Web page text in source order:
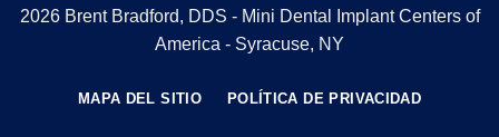
2026 Brent Bradford, DDS - Mini Dental Implant Centers of
America - Syracuse, NY
MAPA DEL SITIO POLÍTICA DE PRIVACIDAD